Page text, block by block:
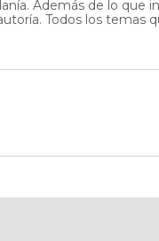
Además de lo
Todos los